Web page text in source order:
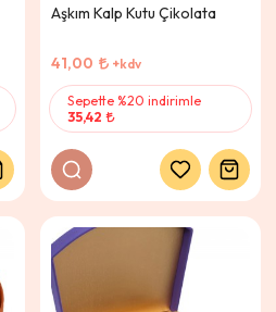
Aşkım Kalp Kutu Çikolata
41,00 +kdv
Sepette %20 indirimle
35,42